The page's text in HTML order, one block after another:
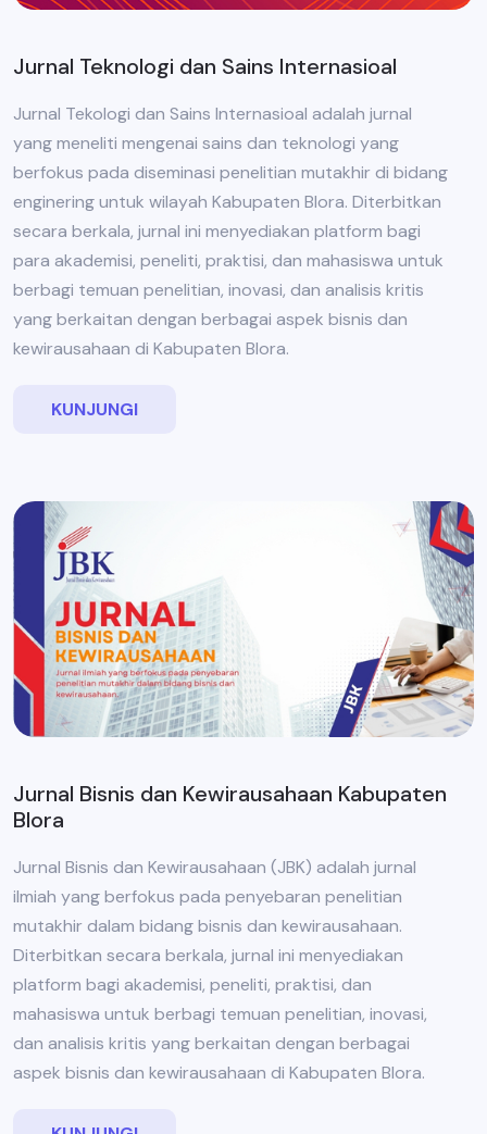
Jurnal Teknologi dan Sains Internasioal
Jurnal Tekologi dan Sains Internasioal adalah jurnal
yang meneliti mengenai sains dan teknologi yang
berfokus pada diseminasi penelitian mutakhir di bidang
enginering untuk wilayah Kabupaten Blora. Diterbitkan
secara berkala, jurnal ini menyediakan platform bagi
para akademisi, peneliti, praktisi, dan mahasiswa untuk
berbagi temuan penelitian, inovasi, dan analisis kritis
yang berkaitan dengan berbagai aspek bisnis dan
kewirausahaan di Kabupaten Blora.
KUNJUNGI
Jurnal Bisnis dan Kewirausahaan Kabupaten
Blora
Jurnal Bisnis dan Kewirausahaan (JBK) adalah jurnal
ilmiah yang berfokus pada penyebaran penelitian
mutakhir dalam bidang bisnis dan kewirausahaan.
Diterbitkan secara berkala, jurnal ini menyediakan
platform bagi akademisi, peneliti, praktisi, dan
mahasiswa untuk berbagi temuan penelitian, inovasi,
dan analisis kritis yang berkaitan dengan berbagai
aspek bisnis dan kewirausahaan di Kabupaten Blora.